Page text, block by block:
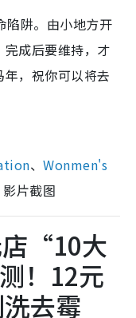
陷阱。由小地方开
成后要维持，才
，祝你可以将去
、Wonmen's
片截图
店“10大
！12元
去霉